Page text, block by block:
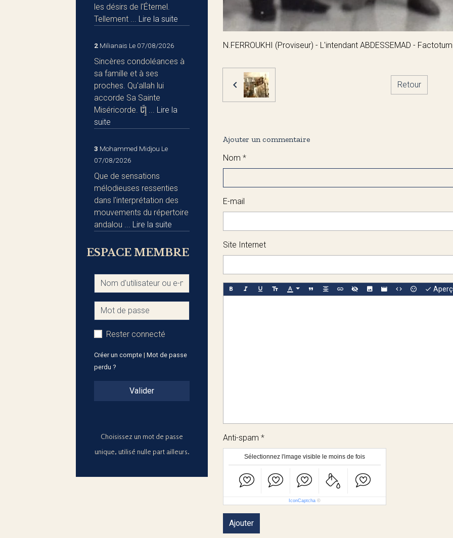
N.FERROUKHI (Proviseur) - L'intendant ABDESSEMAD - Factotum
Retour
Ajouter un commentaire
Nom
E-mail
Site Internet
Anti-spam
Sélectionnez l'image visible le moins de fois
IconCaptcha ©
Ajouter
les désirs de l'Éternel.
Tellement ... Lire la suite
2 Milianais Le 07/08/2026
Sincères condoléances à
sa famille et à ses
proches. Qu'allah lui
accorde Sa Sainte
Miséricorde. إِنَّا ... Lire la
suite
3 Mohammed Midjou Le
07/08/2026
Que de sensations
mélodieuses ressenties
dans l'interprétation des
mouvements du répertoire
andalou ... Lire la suite
ESPACE MEMBRE
Rester connecté
Créer un compte |Mot de passe
perdu ?
Valider
Choisissez un mot de passe
unique, utilisé nulle part ailleurs.